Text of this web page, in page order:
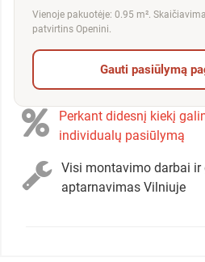
Vienoje pakuotėje: 0.95 m².
patvirtins Openini.
Gauti pasiūlymą
Perkant didesnį kiekį
individualų pasiūlymą
Visi montavimo darbai ir
aptarnavimas Vilniuje